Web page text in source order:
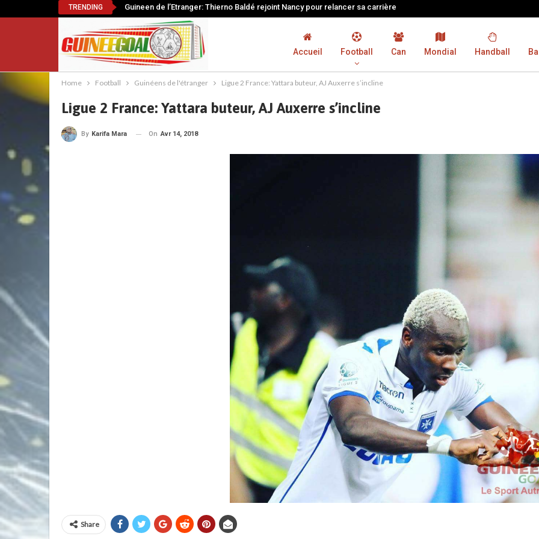
TRENDING Guineen de l’Etranger: Thierno Baldé rejoint Nancy pour relancer sa carrière
Accueil Football Can Mondial Handball
Home Football Guinéens de l'étranger Ligue 2 France: Yattara buteur, AJ Auxerre s’incline
Ligue 2 France: Yattara buteur, AJ Auxerre s’incline
By Karifa Mara On Avr 14, 2018
Share